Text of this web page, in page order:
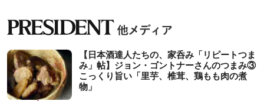
【日本酒達人たちの、家呑み「リピートつま
み」帖】ジョン・ゴントナーさんのつまみ③
こっくり旨い「里芋、椎茸、鶏もも肉の煮
物」